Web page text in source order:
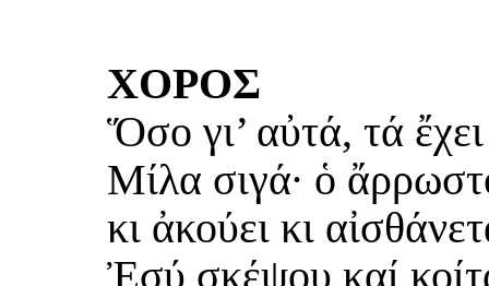
ΧΟΡΟΣ
Ὅσο γι’ αὐτά, τά
Μίλα σιγά· ὁ
κι ἀκούει κι
Ἐσύ σκέψου καί